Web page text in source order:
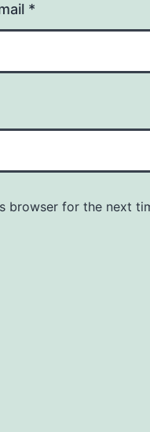
*
browser for the next